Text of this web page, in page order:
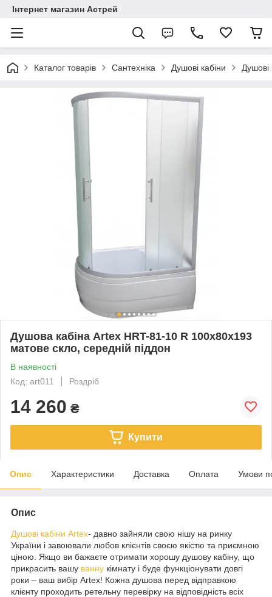
Інтернет магазин Астрей
Каталог товарів Сантехніка Душові кабіни Душові
Душова кабіна Artex HRT-81-10 R 100x80x193
матове скло, середній піддон
В наявності
Код: art011
Роздріб
14 260 ₴
Купити
Опис Характеристики Доставка Оплата Умови
Опис
Душові кабіни Artex- давно зайняли свою нішу на ринку
України і завоювали любов клієнтів своєю якістю та приємною
ціною. Якщо ви бажаєте отримати хорошу душову кабіну, що
прикрасить вашу ванну кімнату і буде функціонувати довгі
роки – ваш вибір Artex! Кожна душова перед відправкою
клієнту проходить ретельну перевірку на відповідність всіх